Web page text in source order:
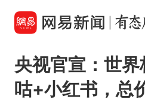
央视官宣：世
咕+小红书，总